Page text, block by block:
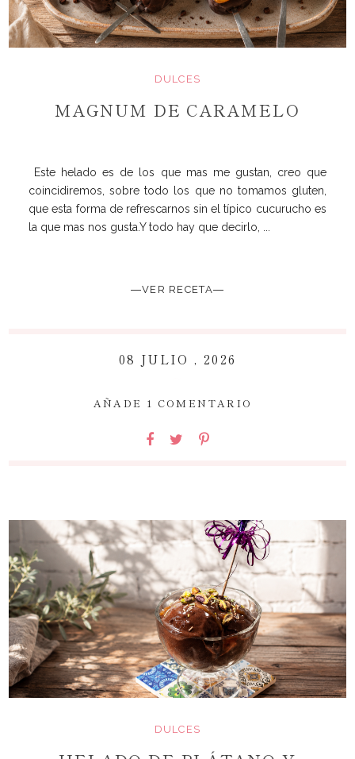
DULCES
MAGNUM DE CARAMELO
Este helado es de los que mas me gustan, creo que
coincidiremos, sobre todo los que no tomamos gluten,
que esta forma de refrescarnos sin el típico cucurucho es
la que mas nos gusta.Y todo hay que decirlo, ...
―VER RECETA―
08 JULIO , 2026
AÑADE 1 COMENTARIO
DULCES